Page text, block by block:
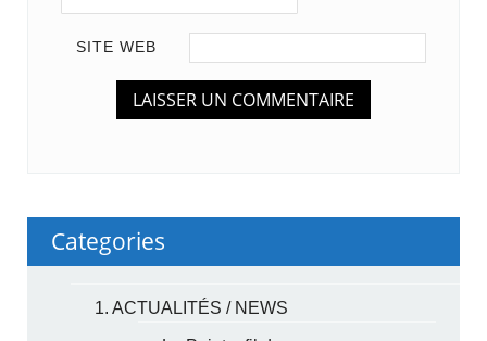
SITE WEB
Categories
1. ACTUALITÉS / NEWS